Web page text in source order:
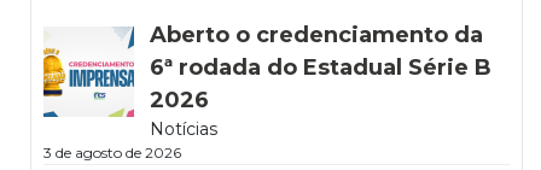
Aberto o credenciamento da
6ª rodada do Estadual Série B
2026
Notícias
3 de agosto de 2026